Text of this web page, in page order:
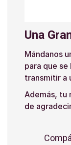
Una
Mándanos
para que se
transmitir a
Además, tu
de